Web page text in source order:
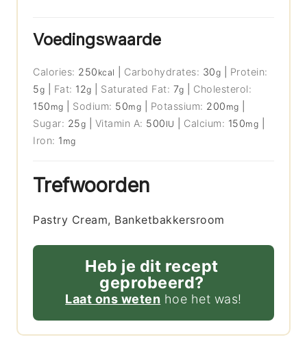
Voedingswaarde
Calories: 250 kcal Carbohydrates: 30g
Protein:
5g Fat: 12g Saturated Fat: 7g
Cholesterol:
150 mg Sodium: 50mg Potassium: 200 mg
Sugar: 25g Vitamin A: 500 IU Calcium: 150mg
Iron: 1 mg
Trefwoorden
Pastry Cream, Banketbakkersroom
Heb je dit recept
geprobeerd?
Laat ons weten hoe het was!